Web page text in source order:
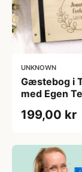
UNKNOWN
Gæstebog i
med Egen
199,00 kr